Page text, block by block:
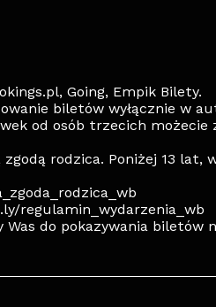
Going, Empik Bilety.
biletów wyłącznie w
od osób trzecich możecie
rodzica. Poniżej 13 lat,
regulamin_wydarzenia_wb
Was do pokazywania biletów